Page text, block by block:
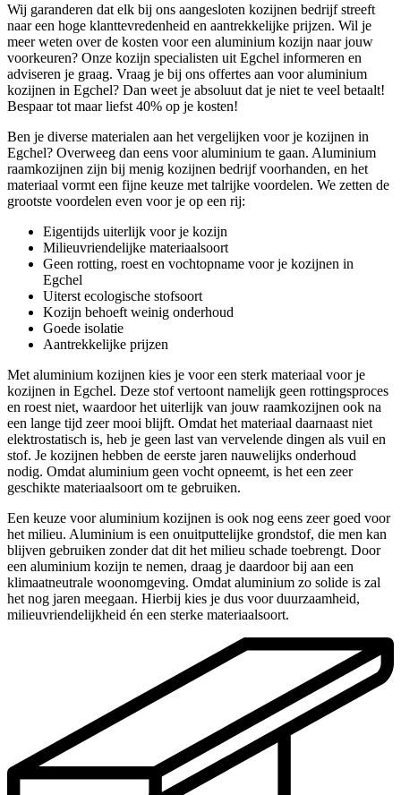
Wij garanderen dat elk bij ons aangesloten kozijnen bedrijf streeft
naar een hoge klanttevredenheid en aantrekkelijke prijzen. Wil je
meer weten over de kosten voor een aluminium kozijn naar jouw
voorkeuren? Onze kozijn specialisten uit Egchel informeren en
adviseren je graag. Vraag je bij ons offertes aan voor aluminium
kozijnen in Egchel? Dan weet je absoluut dat je niet te veel betaalt!
Bespaar tot maar liefst 40% op je kosten!
Ben je diverse materialen aan het vergelijken voor je kozijnen in
Egchel? Overweeg dan eens voor aluminium te gaan. Aluminium
raamkozijnen zijn bij menig kozijnen bedrijf voorhanden, en het
materiaal vormt een fijne keuze met talrijke voordelen. We zetten de
grootste voordelen even voor je op een rij:
Eigentijds uiterlijk voor je kozijn
Milieuvriendelijke materiaalsoort
Geen rotting, roest en vochtopname voor je kozijnen in
Egchel
Uiterst ecologische stofsoort
Kozijn behoeft weinig onderhoud
Goede isolatie
Aantrekkelijke prijzen
Met aluminium kozijnen kies je voor een sterk materiaal voor je
kozijnen in Egchel. Deze stof vertoont namelijk geen rottingsproces
en roest niet, waardoor het uiterlijk van jouw raamkozijnen ook na
een lange tijd zeer mooi blijft. Omdat het materiaal daarnaast niet
elektrostatisch is, heb je geen last van vervelende dingen als vuil en
stof. Je kozijnen hebben de eerste jaren nauwelijks onderhoud
nodig. Omdat aluminium geen vocht opneemt, is het een zeer
geschikte materiaalsoort om te gebruiken.
Een keuze voor aluminium kozijnen is ook nog eens zeer goed voor
het milieu. Aluminium is een onuitputtelijke grondstof, die men kan
blijven gebruiken zonder dat dit het milieu schade toebrengt. Door
een aluminium kozijn te nemen, draag je daardoor bij aan een
klimaatneutrale woonomgeving. Omdat aluminium zo solide is zal
het nog jaren meegaan. Hierbij kies je dus voor duurzaamheid,
milieuvriendelijkheid én een sterke materiaalsoort.